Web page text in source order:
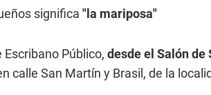
significa "la mariposa"
Público, desde el Salón
calle San Martín y Brasil, de la